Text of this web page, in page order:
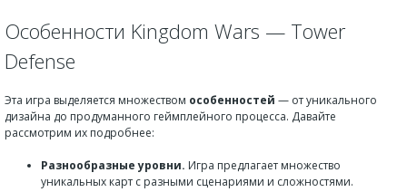
Особенности Kingdom Wars — Tower
Defense
Эта игра выделяется множеством особенностей — от уникального
дизайна до продуманного геймплейного процесса. Давайте
рассмотрим их подробнее:
Разнообразные уровни. Игра предлагает множество
уникальных карт с разными сценариями и сложностями.